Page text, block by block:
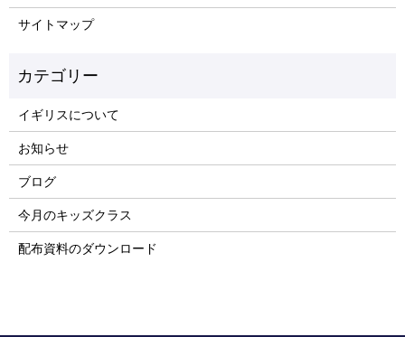
サイトマップ
イギリスについて
お知らせ
ブログ
今月のキッズクラス
配布資料のダウンロード